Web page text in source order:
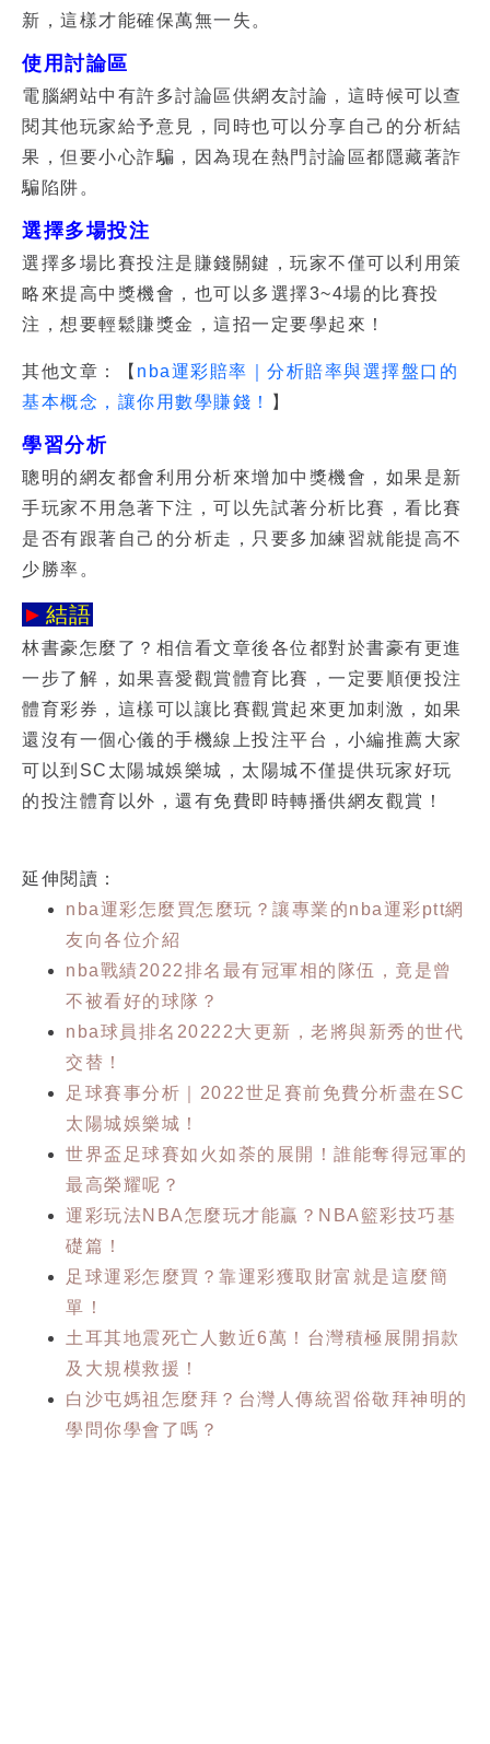
新，這樣才能確保萬無一失。
使用討論區
電腦網站中有許多討論區供網友討論，這時候可以查
閱其他玩家給予意見，同時也可以分享自己的分析結
果，但要小心詐騙，因為現在熱門討論區都隱藏著詐
騙陷阱。
選擇多場投注
選擇多場比賽投注是賺錢關鍵，玩家不僅可以利用策
略來提高中獎機會，也可以多選擇3~4場的比賽投
注，想要輕鬆賺獎金，這招一定要學起來！
其他文章：【 nba運彩賠率｜分析賠率與選擇盤口的
基本概念，讓你用數學賺錢！
】
學習分析
聰明的網友都會利用分析來增加中獎機會，如果是新
手玩家不用急著下注，可以先試著分析比賽，看比賽
是否有跟著自己的分析走，只要多加練習就能提高不
少勝率。
► 結語
林書豪怎麼了？相信看文章後各位都對於書豪有更進
一步了解，如果喜愛觀賞體育比賽，一定要順便投注
體育彩券，這樣可以讓比賽觀賞起來更加刺激，如果
還沒有一個心儀的手機線上投注平台，小編推薦大家
可以到SC太陽城娛樂城，太陽城不僅提供玩家好玩
的投注體育以外，還有免費即時轉播供網友觀賞！
延伸閱讀：
nba運彩怎麼買怎麼玩？讓專業的nba運彩ptt網
友向各位介紹
nba戰績2022排名最有冠軍相的隊伍，竟是曾
不被看好的球隊？
nba球員排名20222大更新，老將與新秀的世代
交替！
足球賽事分析｜2022世足賽前免費分析盡在SC
太陽城娛樂城！
世界盃足球賽如火如荼的展開！誰能奪得冠軍的
最高榮耀呢？
運彩玩法NBA怎麼玩才能贏？NBA籃彩技巧基
礎篇！
足球運彩怎麼買？靠運彩獲取財富就是這麼簡
單！
土耳其地震死亡人數近6萬！台灣積極展開捐款
及大規模救援！
白沙屯媽祖怎麼拜？台灣人傳統習俗敬拜神明的
學問你學會了嗎？